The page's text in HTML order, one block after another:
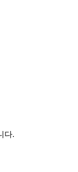
다.